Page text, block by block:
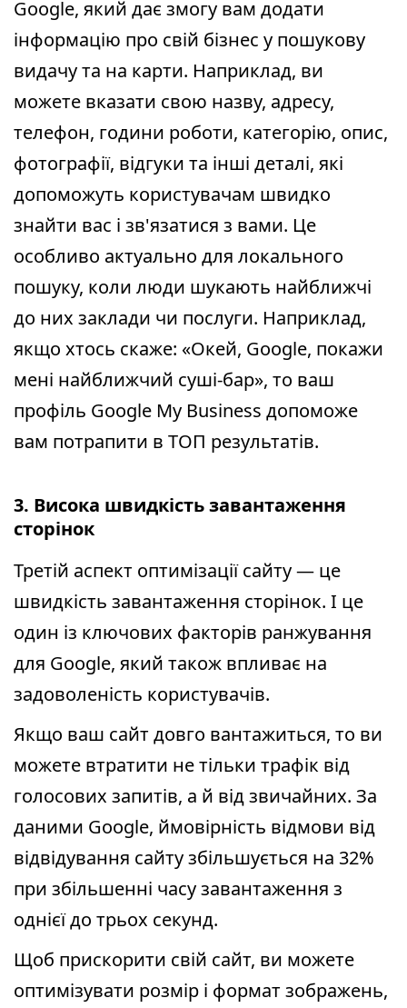
Google, який дає змогу вам додати
інформацію про свій бізнес у пошукову
видачу та на карти. Наприклад, ви
можете вказати свою назву, адресу,
телефон, години роботи, категорію, опис,
фотографії, відгуки та інші деталі, які
допоможуть користувачам швидко
знайти вас і зв'язатися з вами. Це
особливо актуально для локального
пошуку, коли люди шукають найближчі
до них заклади чи послуги. Наприклад,
якщо хтось скаже: «Окей, Google, покажи
мені найближчий суші-бар», то ваш
профіль Google My Business допоможе
вам потрапити в ТОП результатів.
3. Висока швидкість завантаження
сторінок
Третій аспект оптимізації сайту — це
швидкість завантаження сторінок. І це
один із ключових факторів ранжування
для Google, який також впливає на
задоволеність користувачів.
Якщо ваш сайт довго вантажиться, то ви
можете втратити не тільки трафік від
голосових запитів, а й від звичайних. За
даними Google, ймовірність відмови від
відвідування сайту збільшується на 32%
при збільшенні часу завантаження з
однієї до трьох секунд.
Щоб прискорити свій сайт, ви можете
оптимізувати розмір і формат зображень,